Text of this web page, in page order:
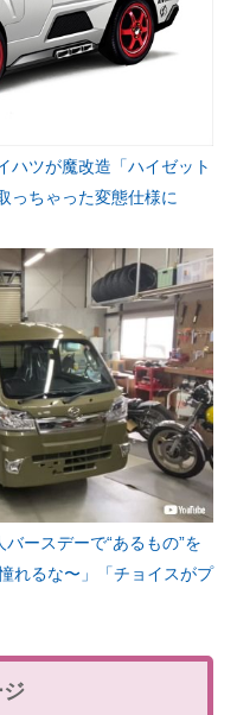
ハツが魔改造「ハイゼット
っちゃった変態仕様に
ースデーで“あるもの”を
れるな〜」「チョイスがプ